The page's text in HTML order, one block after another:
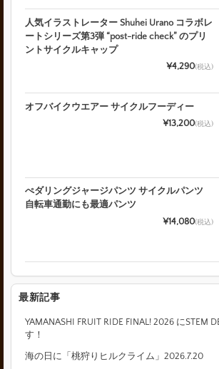
人気イラストレーター Shuhei Urano コラボレ
ートシリーズ第3弾 “post-ride check” のプリ
ントサイクルキャップ
¥4,290(税込)
オフバイクウエアー サイクルフーディー
¥13,200(税込)
ぺダリングジャージパンツ サイクルパンツ
自転車通勤にも最適パンツ
¥14,080(税込)
最新記事
YAMANASHI FRUIT RIDE FINAL! 2026 にSTEM
す！
海の日に「桃狩りヒルクライム」2026.7.20